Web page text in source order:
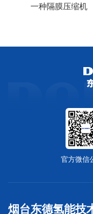
一种隔膜压缩机
官方微信
烟台东德氢能技